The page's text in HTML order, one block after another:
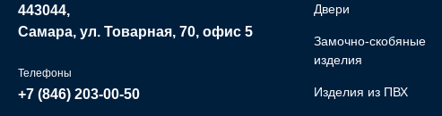
443044,
Самара, ул. Товарная, 70, офис 5
Телефоны
+7 (846) 203-00-50
Двери
Замочно-скобяные
изделия
Изделия из ПВХ